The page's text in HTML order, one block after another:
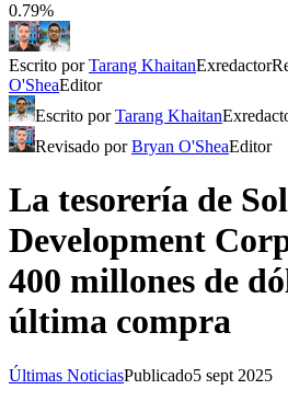
0.79%
Escrito porTarang KhaitanExredactor
O'SheaEditor
Escrito porTarang Khaitan
Revisado porBryan O'SheaEditor
La tesorería de
Development
400 millones de
última compra
Últimas NoticiasPublicado5 sept 2025